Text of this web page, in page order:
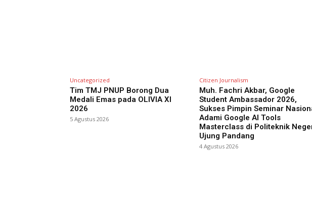
Uncategorized
Tim TMJ PNUP Borong Dua
Medali Emas pada OLIVIA XI
2026
5 Agustus 2026
Citizen Journalism
Muh. Fachri Akbar, Google
Student Ambassador 2026,
Sukses Pimpin Seminar
Adami Google AI Tools
Masterclass di Politeknik
Ujung Pandang
4 Agustus 2026